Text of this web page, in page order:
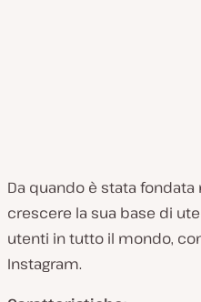
Da quando è stata fondata
crescere la sua base di
utenti in tutto il mondo,
Instagram.